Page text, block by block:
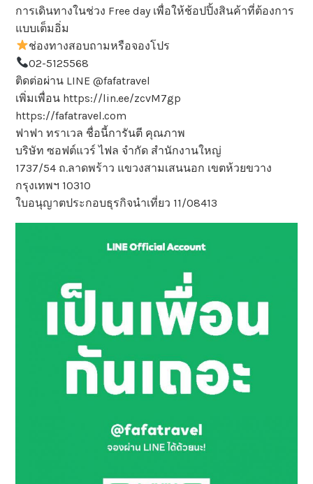
การเดินทางในช่วง Free day เพื่อให้ช้อปปิ้งสินค้าที่ต้องการ
แบบเต็มอิ่ม
ช่องทางสอบถามหรือจองโปร
02-5125568
ติดต่อผ่าน LINE @fafatravel
เพิ่มเพื่อน https://lin.ee/zcvM7gp
https://fafatravel.com
ฟาฟา ทราเวล ชื่อนี้การันตี คุณภาพ
บริษัท ซอฟต์แวร์ ไฟล จำกัด สำนักงานใหญ่
1737/54 ถ.ลาดพร้าว แขวงสามเสนนอก เขตห้วยขวาง
กรุงเทพฯ 10310
ใบอนุญาตประกอบธุรกิจนำเที่ยว 11/08413